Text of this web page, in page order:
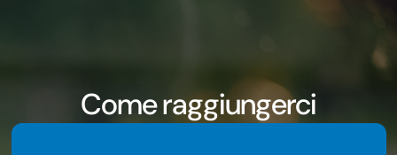
Come raggiungerci